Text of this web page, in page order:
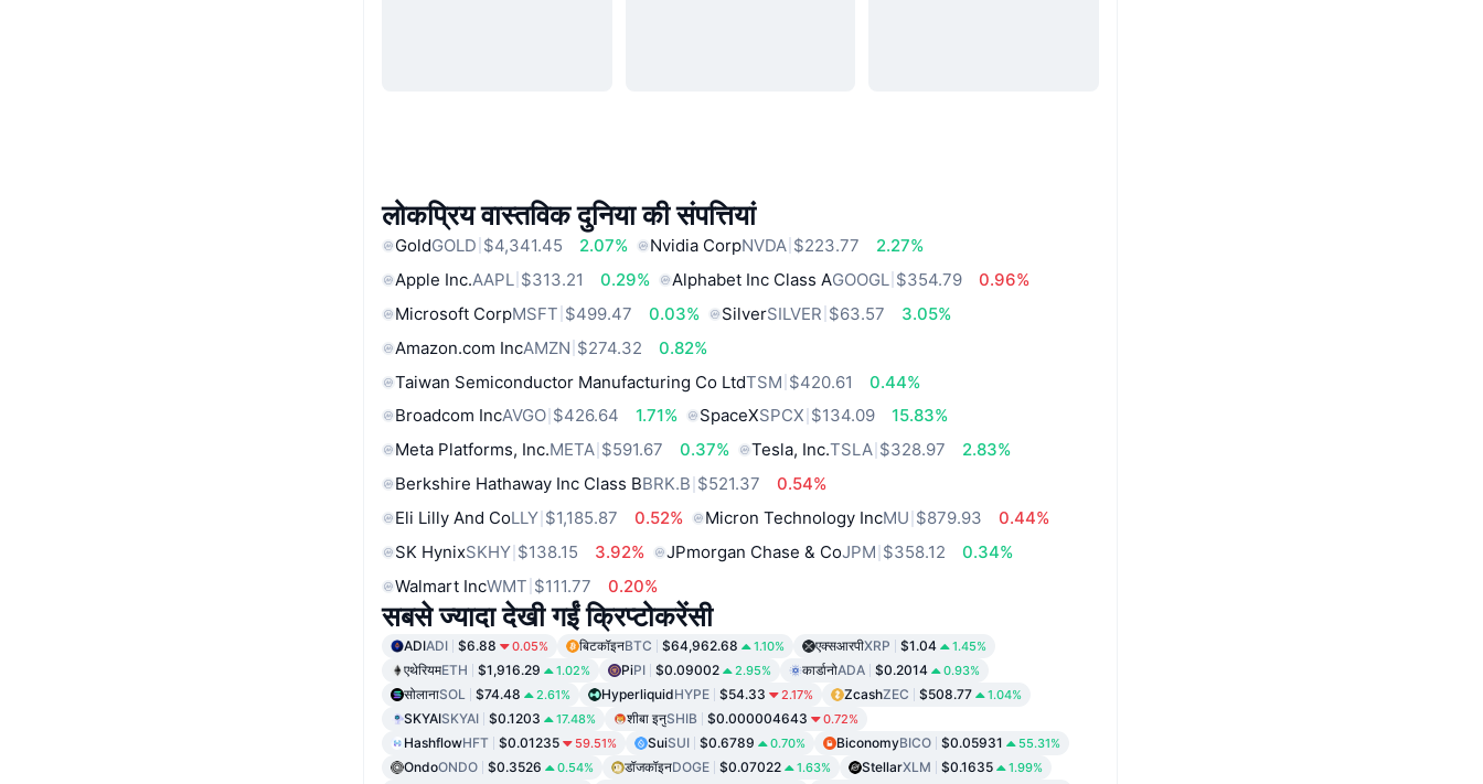
लोकप्रिय वास्तविक दुनिया की संपत्तियां
GoldGOLD $4,341.45 2.07% Nvidia CorpNVDA $223.77
2.27%
Apple Inc.AAPL $313.21 0.29% Alphabet Inc Class AGOOGL $354.79
0.96%
Microsoft CorpMSFT $499.47 0.03% SilverSILVER $63.57
3.05%
Amazon.com IncAMZN $274.32
0.82%
Taiwan Semiconductor Manufacturing Co LtdTSM $420.61
0.44%
Broadcom IncAVGO $426.64 1.71% SpaceXSPCX $134.09
15.83%
Meta Platforms, Inc.META $591.67 0.37% Tesla, Inc.TSLA $328.97
2.83%
Berkshire Hathaway Inc Class BBRK.B $521.37
0.54%
Eli Lilly And CoLLY $1,185.87 0.52% Micron Technology IncMU $879.93
0.44%
SK HynixSKHY $138.15 3.92% JPmorgan Chase & CoJPM $358.12
0.34%
Walmart IncWMT $111.77 0.20%
सबसे ज्यादा देखी गईं क्रिप्टोकरेंसी
ADIADI $6.88 0.05% बिटकॉइनBTC $64,962.68 1.10% एक्सआरपीXRP $1.04 1.45%
एथेरियमETH $1,916.29 1.02% PiPI $0.09002 2.95% कार्डानोADA $0.2014 0.93%
सोलानाSOL $74.48 2.61% HyperliquidHYPE $54.33 2.17% ZcashZEC $508.77 1.04%
SKYAISKYAI $0.1203 17.48% शीबा इनुSHIB $0.000004643 0.72%
HashflowHFT $0.01235 59.51% SuiSUI $0.6789 0.70% BiconomyBICO $0.05931 55.31%
OndoONDO $0.3526 0.54% डॉजकॉइनDOGE $0.07022 1.63% StellarXLM $0.1635 1.99%